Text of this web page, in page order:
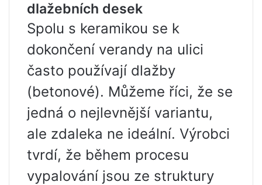
dlažebních desek
Spolu s keramikou se k
dokončení verandy na ulici
často používají dlažby
(betonové). Můžeme říci, že se
jedná o nejlevnější variantu,
ale zdaleka ne ideální. Výrobci
tvrdí, že během procesu
vypalování jsou ze struktury